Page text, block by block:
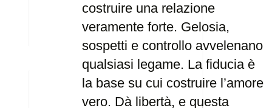
costruire una relazione
veramente forte. Gelosia,
sospetti e controllo avvelenano
qualsiasi legame. La fiducia è
la base su cui costruire l’amore
vero. Dà libertà, e questa